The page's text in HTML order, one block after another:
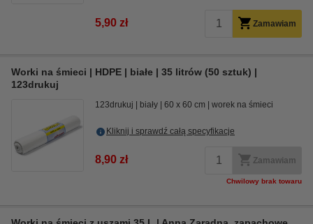
5,90 zł Zamawiam
Worki na śmieci | HDPE | białe | 35 litrów (50 sztuk) |
123drukuj
123drukuj biały 60 x 60 cm worek na śmieci
Kliknij i sprawdź całą specyfikacje
8,90 zł Zamawiam
Chwilowy brak towaru